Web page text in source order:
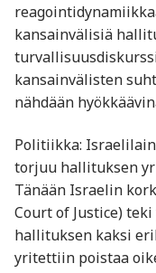
kansainvälisiä
kansainvälisten
nähdään
Politiikka:
torjuu hallituksen
Tänään Israelin
Court of Justice)
hallituksen kaksi
yritettiin poistaa